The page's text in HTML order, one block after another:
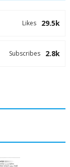
29.5k
Likes
2.8k
Subscribes